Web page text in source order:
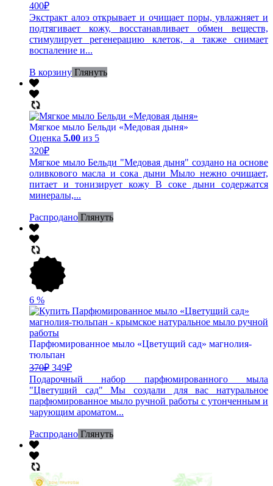
400₽
Экстракт алоэ открывает и очищает поры, увлажняет и
подтягивает кожу, восстанавливает обмен веществ,
стимулирует регенерацию клеток, а также снимает
воспаление и...
В корзину Глянуть
Мягкое мыло Бельди «Медовая дыня»
Оценка 5.00 из 5
320₽
Мягкое мыло Бельди "Медовая дыня" создано на основе
оливкового масла и сока дыни Мыло нежно очищает,
питает и тонизирует кожу В соке дыни содержатся
минералы,...
Распродано Глянуть
6 %
Парфюмированное мыло «Цветущий сад» магнолия-
тюльпан
370₽ 349₽
Подарочный набор парфюмированного мыла
"Цветущий сад" Мы создали для вас натуральное
парфюмированное мыло ручной работы с утонченным и
чарующим ароматом...
Распродано Глянуть